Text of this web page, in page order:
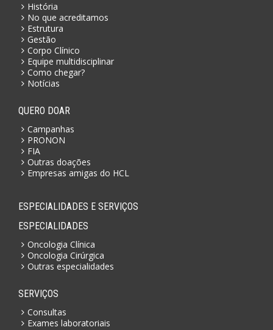
História
No que acreditamos
Estrutura
Gestão
Corpo Clínico
Equipe multidisciplinar
Como chegar?
Notícias
QUERO DOAR
Campanhas
PRONON
FIA
Outras doações
Empresas amigas do HCL
ESPECIALIDADES E SERVIÇOS
ESPECIALIDADES
Oncologia Clínica
Oncologia Cirúrgica
Outras especialidades
SERVIÇOS
Consultas
Exames laboratoriais